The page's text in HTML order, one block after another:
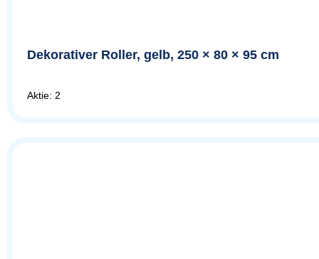
Dekorativer Roller, gelb, 250 × 80 × 95 cm
Aktie: 2